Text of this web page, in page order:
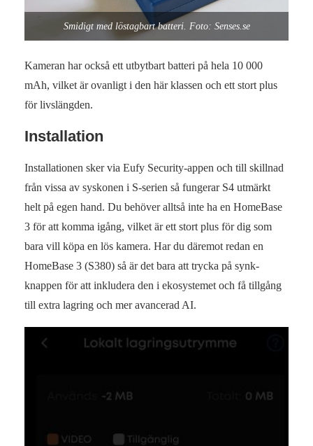
Smidigt med löstagbart batteri. Foto: Senses.se
Kameran har också ett utbytbart batteri på hela 10 000
mAh, vilket är ovanligt i den här klassen och ett stort plus
för livslängden.
Installation
Installationen sker via Eufy Security-appen och till skillnad
från vissa av syskonen i S-serien så fungerar S4 utmärkt
helt på egen hand. Du behöver alltså inte ha en HomeBase
3 för att komma igång, vilket är ett stort plus för dig som
bara vill köpa en lös kamera. Har du däremot redan en
HomeBase 3 (S380) så är det bara att trycka på synk-
knappen för att inkludera den i ekosystemet och få tillgång
till extra lagring och mer avancerad AI.